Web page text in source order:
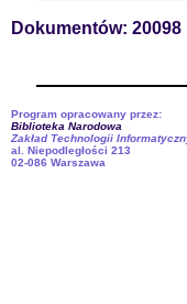
Dokumentów: 20098
Program opracowany przez:
Biblioteka Narodowa
Zakład Technologii
al. Niepodległości 213
02-086 Warszawa